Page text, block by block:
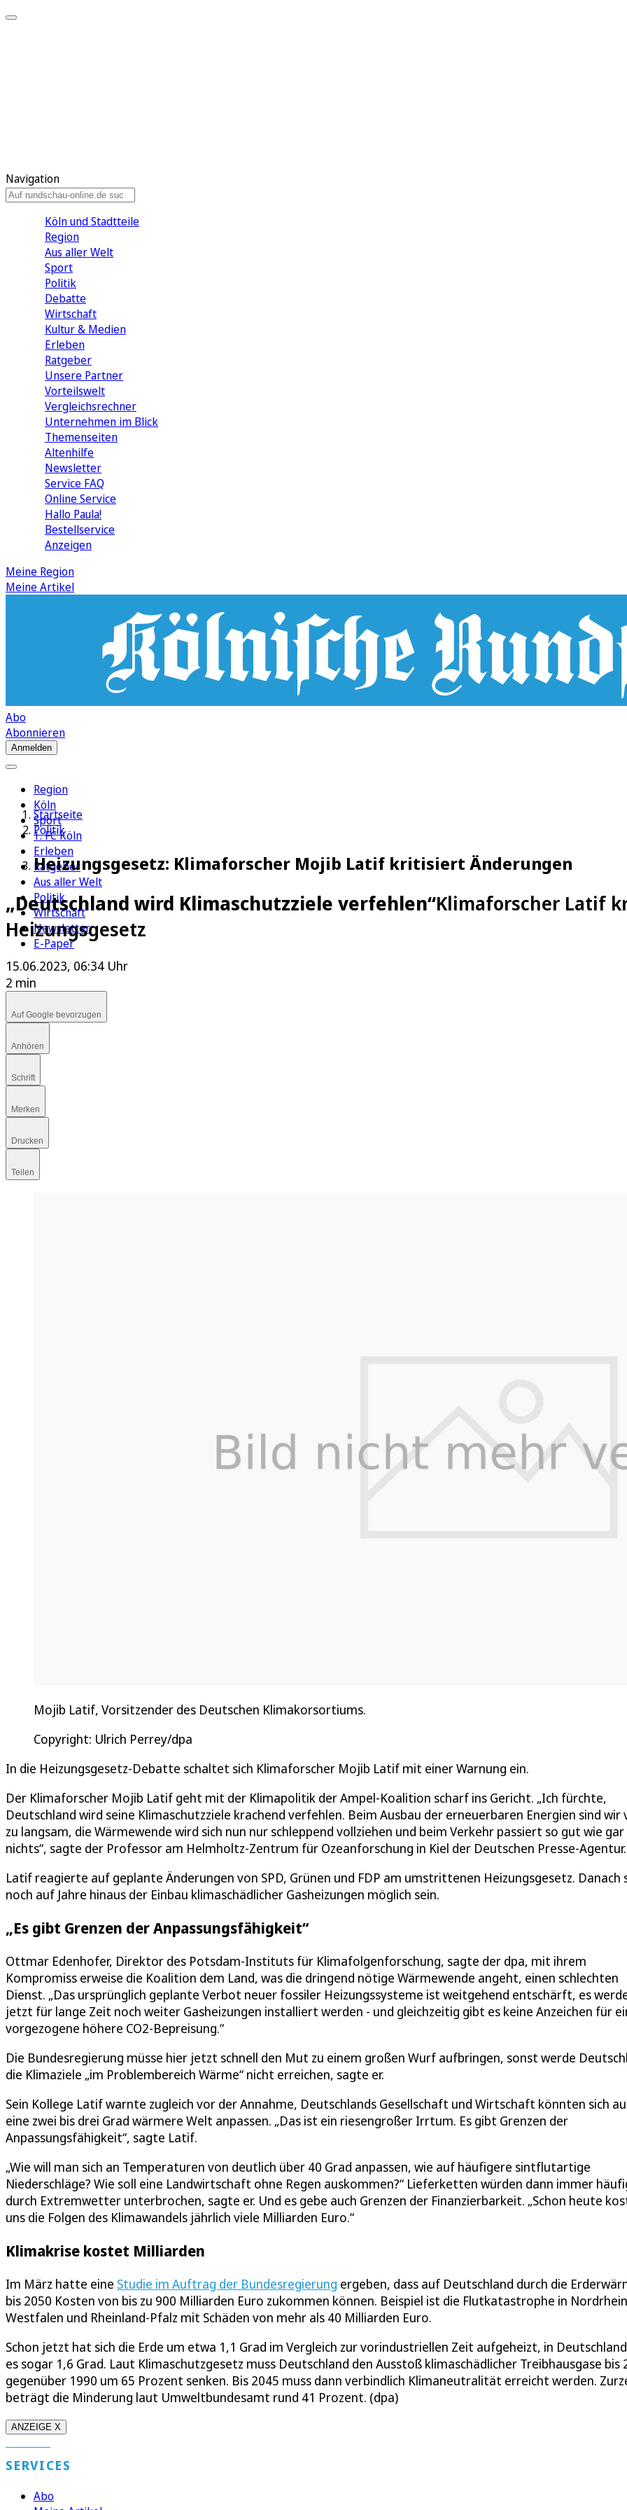
Navigation
Köln und Stadtteile
Region
Aus aller Welt
Sport
Politik
Debatte
Wirtschaft
Kultur & Medien
Erleben
Ratgeber
Unsere Partner
Vorteilswelt
Vergleichsrechner
Unternehmen im Blick
Themenseiten
Altenhilfe
Newsletter
Service FAQ
Online Service
Hallo Paula!
Bestellservice
Anzeigen
Meine Region
Meine Artikel
Abo
Abonnieren
Anmelden
Region
Köln
Sport
1. FC Köln
Erleben
Ratgeber
Aus aller Welt
Politik
Wirtschaft
Newsletter
E-Paper
Startseite
Politik
Heizungsgesetz: Klimaforscher Mojib Latif kritisiert Änderungen
„Deutschland wird Klimaschutzziele verfehlen“Klimaforscher Latif
Heizungsgesetz
15.06.2023, 06:34 Uhr
2 min
Auf Google bevorzugen
Anhören
Schrift
Merken
Drucken
Teilen
Mojib Latif, Vorsitzender des Deutschen Klimakorsortiums.
Copyright: Ulrich Perrey/dpa
In die Heizungsgesetz-Debatte schaltet sich Klimaforscher Mojib Latif mit einer Warnung ein.
Der Klimaforscher Mojib Latif geht mit der Klimapolitik der Ampel-Koalition scharf ins Gericht. „Ich fürchte,
Deutschland wird seine Klimaschutzziele krachend verfehlen. Beim Ausbau der erneuerbaren Energien sind wir
zu langsam, die Wärmewende wird sich nun nur schleppend vollziehen und beim Verkehr passiert so gut wie gar
nichts“, sagte der Professor am Helmholtz-Zentrum für Ozeanforschung in Kiel der Deutschen Presse-Agentur.
Latif reagierte auf geplante Änderungen von SPD, Grünen und FDP am umstrittenen Heizungsgesetz. Danach
noch auf Jahre hinaus der Einbau klimaschädlicher Gasheizungen möglich sein.
„Es gibt Grenzen der Anpassungsfähigkeit“
Ottmar Edenhofer, Direktor des Potsdam-Instituts für Klimafolgenforschung, sagte der dpa, mit ihrem
Kompromiss erweise die Koalition dem Land, was die dringend nötige Wärmewende angeht, einen schlechten
Dienst. „Das ursprünglich geplante Verbot neuer fossiler Heizungssysteme ist weitgehend entschärft, es
jetzt für lange Zeit noch weiter Gasheizungen installiert werden - und gleichzeitig gibt es keine Anzeichen für
vorgezogene höhere CO2-Bepreisung.“
Die Bundesregierung müsse hier jetzt schnell den Mut zu einem großen Wurf aufbringen, sonst werde
die Klimaziele „im Problembereich Wärme“ nicht erreichen, sagte er.
Sein Kollege Latif warnte zugleich vor der Annahme, Deutschlands Gesellschaft und Wirtschaft könnten sich
eine zwei bis drei Grad wärmere Welt anpassen. „Das ist ein riesengroßer Irrtum. Es gibt Grenzen der
Anpassungsfähigkeit“, sagte Latif.
„Wie will man sich an Temperaturen von deutlich über 40 Grad anpassen, wie auf häufigere sintflutartige
Niederschläge? Wie soll eine Landwirtschaft ohne Regen auskommen?“ Lieferketten würden dann immer
durch Extremwetter unterbrochen, sagte er. Und es gebe auch Grenzen der Finanzierbarkeit. „Schon heute
uns die Folgen des Klimawandels jährlich viele Milliarden Euro.“
Klimakrise kostet Milliarden
Im März hatte eine Studie im Auftrag der Bundesregierung ergeben, dass auf Deutschland durch die
bis 2050 Kosten von bis zu 900 Milliarden Euro zukommen können. Beispiel ist die Flutkatastrophe in
Westfalen und Rheinland-Pfalz mit Schäden von mehr als 40 Milliarden Euro.
Schon jetzt hat sich die Erde um etwa 1,1 Grad im Vergleich zur vorindustriellen Zeit aufgeheizt, in
es sogar 1,6 Grad. Laut Klimaschutzgesetz muss Deutschland den Ausstoß klimaschädlicher Treibhausgase bis
gegenüber 1990 um 65 Prozent senken. Bis 2045 muss dann verbindlich Klimaneutralität erreicht werden.
beträgt die Minderung laut Umweltbundesamt rund 41 Prozent. (dpa)
ANZEIGE X
SERVICES
Abo